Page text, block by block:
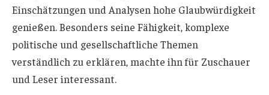
Einschätzungen und Analysen hohe Glaubwürdigkeit
genießen. Besonders seine Fähigkeit, komplexe
politische und gesellschaftliche Themen
verständlich zu erklären, machte ihn für Zuschauer
und Leser interessant.